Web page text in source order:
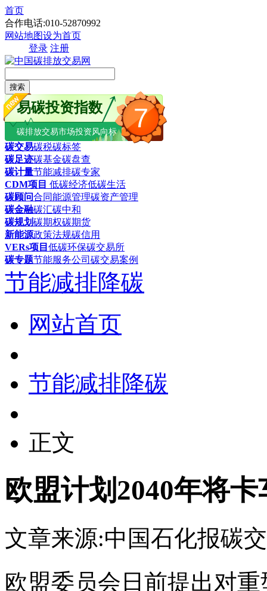
首页
合作电话:010-52870992
网站地图设为首页
登录 注册
搜索
7
易碳投资指数
碳排放交易市场投资风向标
碳交易碳税碳标签
碳足迹碳基金碳盘查
碳计量节能减排碳专家
CDM项目 低碳经济低碳生活
碳顾问合同能源管理碳资产管理
碳金融碳汇碳中和
碳规划碳期权碳期货
新能源政策法规碳信用
VERs项目 低碳环保碳交易所
碳专题节能服务公司 碳交易案例
节能减排降碳
网站首页
节能减排降碳
正文
欧盟计划2040年将
文章来源:中国石化报碳
欧盟委员会日前提出对